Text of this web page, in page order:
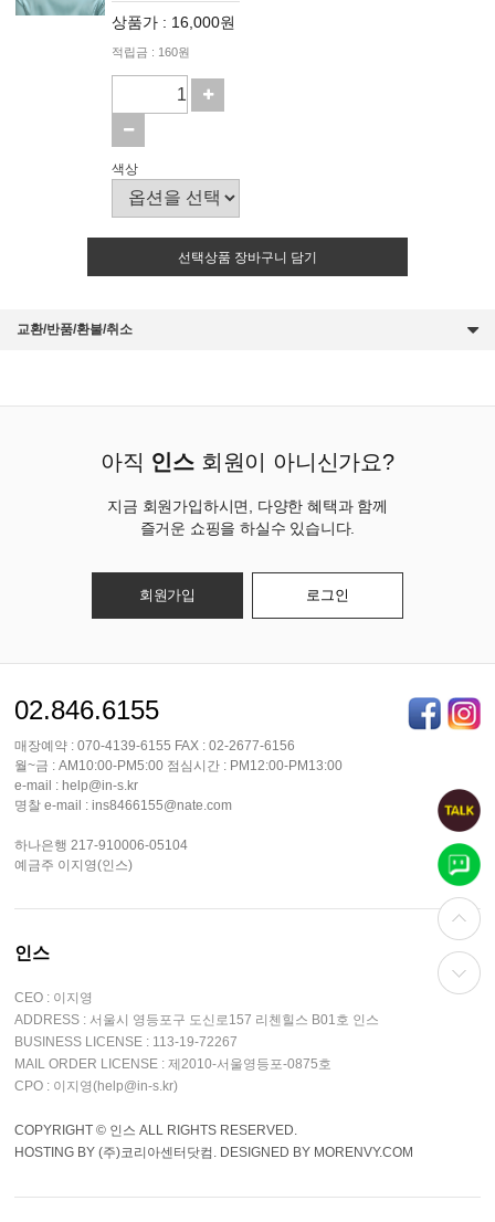
상품가 : 16,000원
적립금 : 160원
색상
선택상품 장바구니 담기
교환/반품/환불/취소
아직 인스 회원이 아니신가요?
지금 회원가입하시면, 다양한 혜택과 함께
즐거운 쇼핑을 하실수 있습니다.
회원가입 로그인
02.846.6155
매장예약 : 070-4139-6155 FAX : 02-2677-6156
월~금 : AM10:00-PM5:00 점심시간 : PM12:00-PM13:00
e-mail : help@in-s.kr
명찰 e-mail : ins8466155@nate.com
하나은행 217-910006-05104
예금주 이지영(인스)
인스
CEO : 이지영
ADDRESS : 서울시 영등포구 도신로157 리첸힐스 B01호 인스
BUSINESS LICENSE : 113-19-72267
MAIL ORDER LICENSE : 제2010-서울영등포-0875호
CPO : 이지영(help@in-s.kr)
COPYRIGHT © 인스 ALL RIGHTS RESERVED.
HOSTING BY (주)코리아센터닷컴. DESIGNED BY MORENVY.COM